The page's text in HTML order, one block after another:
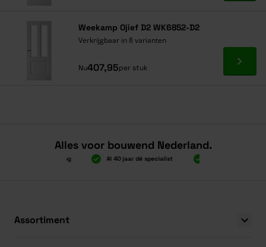
Weekamp Ojief D2 WK6852-D2
Verkrijgbaar in 8 varianten
Nu407,95per stuk Ga
Alles voor bouwend Nederland.
Al 40 jaar dé specialist
Assortiment